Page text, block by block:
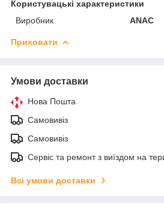
Користувацькі характеристики
Виробник
ANAC
Приховати
Умови доставки
Нова Пошта
Самовивіз
Самовивіз
Сервіс та ремонт з виїздом на
Всі умови доставки